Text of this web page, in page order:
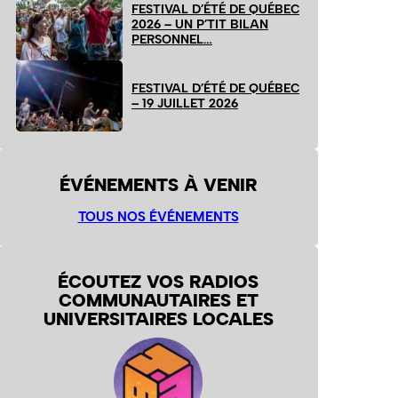
FESTIVAL D’ÉTÉ DE QUÉBEC
2026 – UN P’TIT BILAN
PERSONNEL…
FESTIVAL D’ÉTÉ DE QUÉBEC
– 19 JUILLET 2026
ÉVÉNEMENTS À VENIR
TOUS NOS ÉVÉNEMENTS
ÉCOUTEZ VOS RADIOS
COMMUNAUTAIRES ET
UNIVERSITAIRES LOCALES